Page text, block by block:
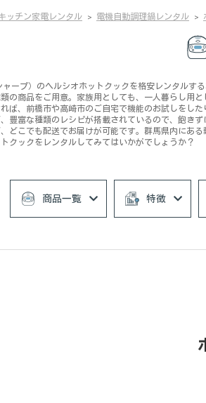
ッチン家電レンタル 電機自動調理鍋レンタル
ャープ）のヘルシオホットクックを格安レンタル
の商品をご用意。家族用としても、一人暮らし用
ば、前橋市や高崎市のご自宅で機能のお試しをし
豊富な種類のレシピが搭載されているので、飽き
どこでも配送でお届けが可能です。群馬県内にあ
クックをレンタルしてみてはいかがでしょうか？
商品一覧 特徴